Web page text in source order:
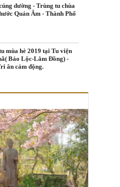
dường - Trùng tu chùa
Quán Âm - Thành Phố
mùa hè 2019 tại Tu viện
Bảo Lộc-Lâm Đồng) -
ân cảm động.